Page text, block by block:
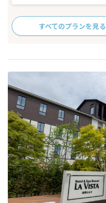
すべてのプランを見る